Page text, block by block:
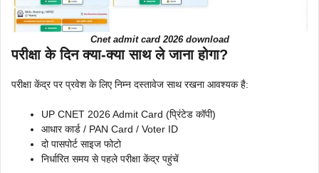
Cnet admit card 2026 download
परीक्षा के दिन क्या-क्या साथ ले जाना होगा?
परीक्षा केंद्र पर प्रवेश के लिए निम्न दस्तावेज साथ रखना आवश्यक है:
UP CNET 2026 Admit Card (प्रिंटेड कॉपी)
आधार कार्ड / PAN Card / Voter ID
दो पासपोर्ट साइज फोटो
निर्धारित समय से पहले परीक्षा केंद्र पहुंचें